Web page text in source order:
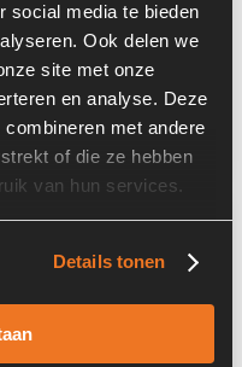
social media te bieden
Ook delen we
site met onze
en analyse. Deze
met andere
of die ze hebben
van hun services.
Details tonen
8A4
Liebherr LH 22 M
Nederland